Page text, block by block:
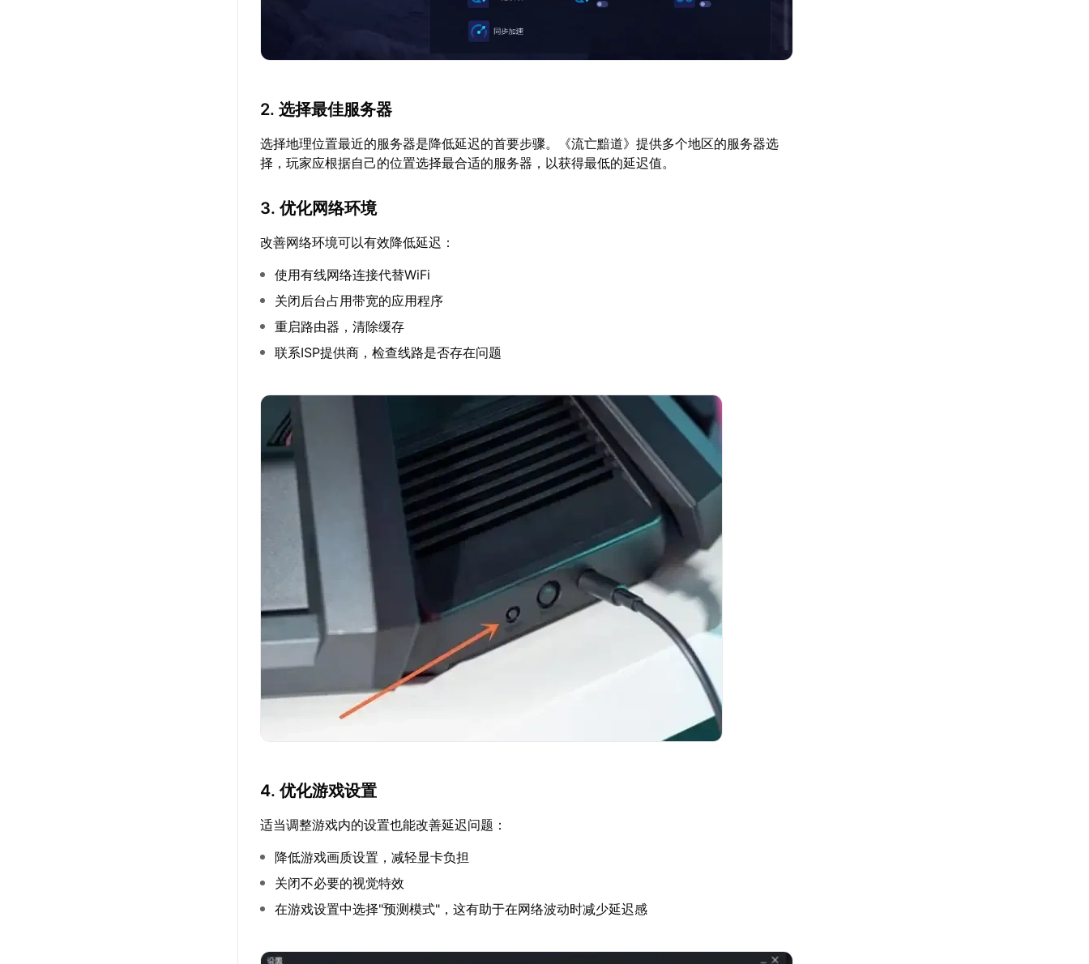
2. 选择最佳服务器
选择地理位置最近的服务器是降低延迟的首要步骤。《流亡黯道》提供多个地区的服务器选
择，玩家应根据自己的位置选择最合适的服务器，以获得最低的延迟值。
3. 优化网络环境
改善网络环境可以有效降低延迟：
使用有线网络连接代替WiFi
关闭后台占用带宽的应用程序
重启路由器，清除缓存
联系ISP提供商，检查线路是否存在问题
4. 优化游戏设置
适当调整游戏内的设置也能改善延迟问题：
降低游戏画质设置，减轻显卡负担
关闭不必要的视觉特效
在游戏设置中选择"预测模式"，这有助于在网络波动时减少延迟感